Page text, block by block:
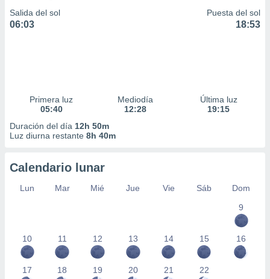
Salida del sol
06:03
Puesta del sol
18:53
Primera luz
05:40
Mediodía
12:28
Última luz
19:15
Duración del día 12h 50m
Luz diurna restante 8h 40m
Calendario lunar
Lun Mar Mié Jue Vie Sáb
Dom
9
10 11 12 13 14 15 16
17 18 19 20 21 22